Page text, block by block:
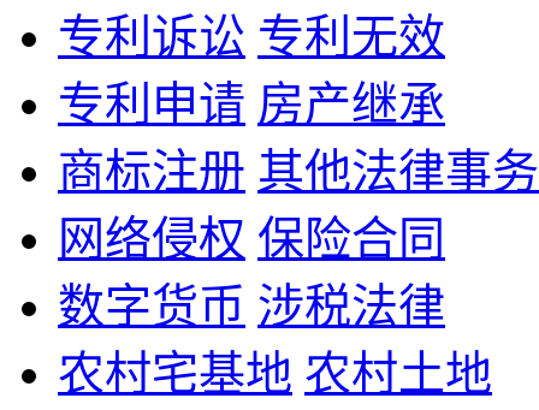
专利诉讼 专利无效
专利申请 房产继承
商标注册 其他法律事务
网络侵权 保险合同
数字货币 涉税法律
农村宅基地 农村土地